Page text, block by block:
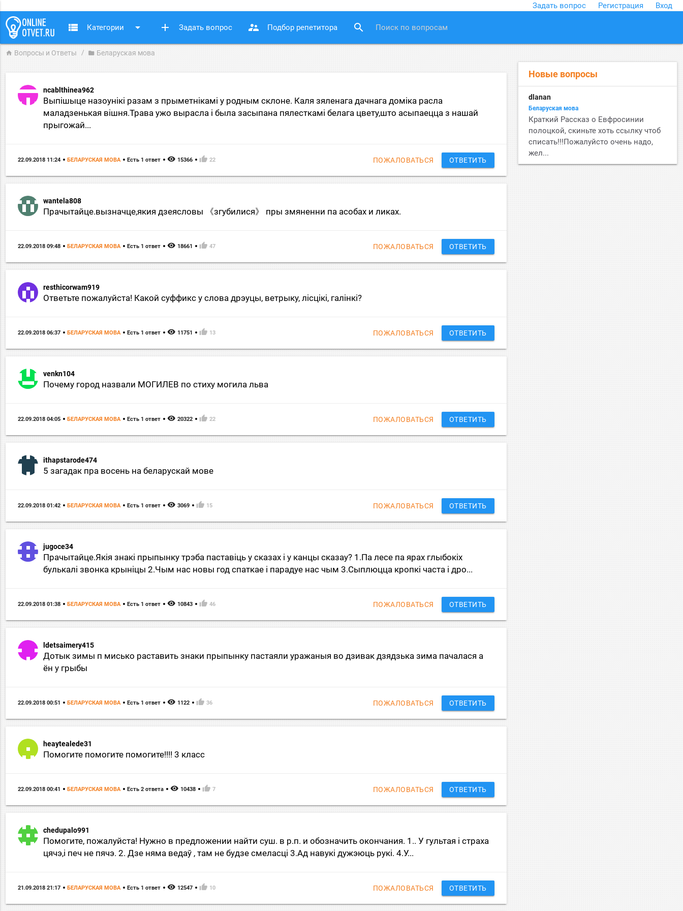
Задать вопрос Регистрация Вход
view_list Категории arrow_drop_down add Задать вопрос supervisor_account Подбор репетитора search
home Вопросы и Ответы folder Беларуская мова
ncablthinea962
Выпiшыце назоунiкi разам з прыметнiкамi у родным склоне. Каля зяленага дачнага домiка расла
маладзенькая вiшня.Трава ужо вырасла i была засыпана пялесткамi белага цвету,што асыпаецца з нашай
прыгожай...
ОТВЕТИТЬ
ПОЖАЛОВАТЬСЯ
22.09.2018 11:24 БЕЛАРУСКАЯ МОВА Есть 1 ответ remove_red_eye 15366 thumb_up 22
wantela808
Прачытайце.вызначце,якия дзеясловы 《згубилися》 пры змяненни па асобах и ликах.
ОТВЕТИТЬ
ПОЖАЛОВАТЬСЯ
22.09.2018 09:48 БЕЛАРУСКАЯ МОВА Есть 1 ответ remove_red_eye 18661 thumb_up 47
resthicorwam919
Ответьте пожалуйста! Какой суффикс у слова дрэуцы, ветрыку, лiсцiкi, галiнкi?
ОТВЕТИТЬ
ПОЖАЛОВАТЬСЯ
22.09.2018 06:37 БЕЛАРУСКАЯ МОВА Есть 1 ответ remove_red_eye 11751 thumb_up 13
venkn104
Почему город назвали МОГИЛЕВ по стиху могила льва
ОТВЕТИТЬ
ПОЖАЛОВАТЬСЯ
22.09.2018 04:05 БЕЛАРУСКАЯ МОВА Есть 1 ответ remove_red_eye 20322 thumb_up 22
ithapstarode474
5 загадак пра восень на беларускай мове
ОТВЕТИТЬ
ПОЖАЛОВАТЬСЯ
22.09.2018 01:42 БЕЛАРУСКАЯ МОВА Есть 1 ответ remove_red_eye 3069 thumb_up 15
jugoce34
Прачытайце.Якiя знакi прыпынку трэба паставiць у сказах i у канцы сказау? 1.Па лесе па ярах глыбокiх
булькалi звонка крынiцы 2.Чым нас новы год спаткае i парадуе нас чым 3.Сыплюцца кропкi часта i дро...
ОТВЕТИТЬ
ПОЖАЛОВАТЬСЯ
22.09.2018 01:38 БЕЛАРУСКАЯ МОВА Есть 1 ответ remove_red_eye 10843 thumb_up 46
ldetsaimery415
Дотык зимы п мисько раставить знаки прыпынку пастаяли уражаныя во дзивак дзядзька зима пачалася а
ён у грыбы
ОТВЕТИТЬ
ПОЖАЛОВАТЬСЯ
22.09.2018 00:51 БЕЛАРУСКАЯ МОВА Есть 1 ответ remove_red_eye 1122 thumb_up 36
heaytealede31
Помогите помогите помогите!!!! 3 класс
ОТВЕТИТЬ
ПОЖАЛОВАТЬСЯ
22.09.2018 00:41 БЕЛАРУСКАЯ МОВА Есть 2 ответа remove_red_eye 10438 thumb_up 7
chedupalo991
Помогите, пожалуйста! Нужно в предложении найти суш. в р.п. и обозначить окончания. 1.. У гультая і страха
цячэ,і печ не пячэ. 2. Дзе няма ведаў , там не будзе смеласці 3.Ад навукі дужэюць рукі. 4.У...
ОТВЕТИТЬ
ПОЖАЛОВАТЬСЯ
21.09.2018 21:17 БЕЛАРУСКАЯ МОВА Есть 1 ответ remove_red_eye 12547 thumb_up 10
Новые вопросы
dlanan
Беларуская мова
Краткий Рассказ о Евфросинии
полоцкой, скиньте хоть ссылку чтоб
списать!!!Пожалуйсто очень надо,
жел...